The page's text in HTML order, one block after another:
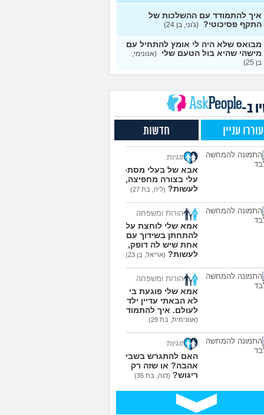
עצות
מוצצת אצבע כהרגעה,
את ארון הילדות בבית
מפסיקים לפחד מזה שהזמן
(אליזבת, בת 24)
אנשים מתייעצים כל
(פפרוני, בן 25)
5
את הרעב בחיים שלי
לחזור לזה! (זלדוס, בן 22)
בודדה מאוד בלי חברים כבר 5
ולא יודעת איפה להכיר
5
עצות
עוד שאלות חדשות במדור
איך להתמודד עם ההשלכות של
התקף פסיכוטי? (ג'וני, בן 24)
מבואס שלא היה לי אומץ להתחיל עם
מישהי שהיא בול הטעם שלי (אנונימי,
בן 25)
ב-
עוררו עניין חדשות
זוגיות
אבא של בעלי מסתכל
עלי בצורה מחפיצה, מה
לעשות? (ליה, בת 27)
הורות ומשפחה
אמא שלי לוחצת עליי
להתחתן בשידוך עם כל
אחת שיש לה דופק, מה
לעשות? (אריאל, בן 23)
הורות ומשפחה
אמא שלי פוגעת בי כי
לא הבאתי עדיין ילדים
לעולם. איך להתמודד?
(אנונימית, בת 29)
זוגיות
האם להתגרש בשביל
אהבה? או שזה רק
ריגוש? (דנה, בת 35)